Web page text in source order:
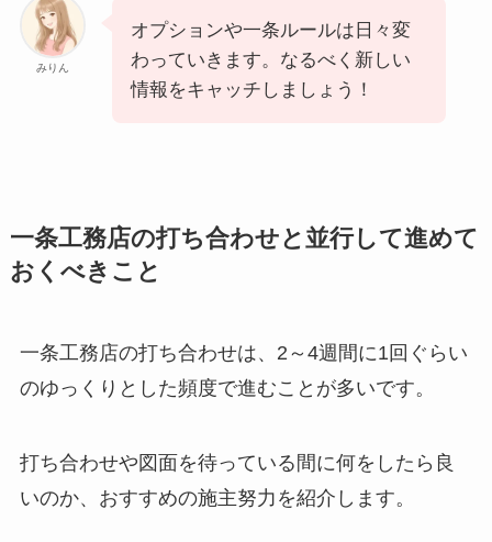
みりん
オプションや一条ルールは日々変
わっていきます。なるべく新しい
情報をキャッチしましょう！
一条工務店の打ち合わせと並行して進めて
おくべきこと
一条工務店の打ち合わせは、2～4週間に1回ぐらい
のゆっくりとした頻度で進むことが多いです。
打ち合わせや図面を待っている間に何をしたら良
いのか、おすすめの施主努力を紹介します。